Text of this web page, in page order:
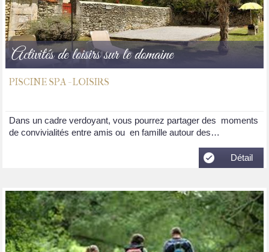
Activités de loisirs sur le domaine
PISCINE SPA - LOISIRS
Dans un cadre verdoyant, vous pourrez partager des moments
de convivialités entre amis ou en famille autour des…
Détail